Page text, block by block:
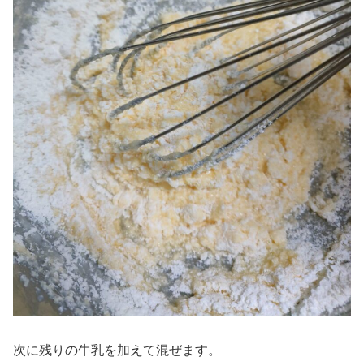
次に残りの牛乳を加えて混ぜます。